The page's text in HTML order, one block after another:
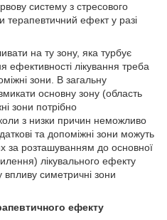
систему з стресового
ефект у разі
на ту зону, яка турбує
лікування треба
зони. В загальну
основну зону (область
зони потрібно
з низки причин неможливо
та допоміжні зони можуть
за розташуванням до основної
лікувального ефекту
симетричні зони
ефекту